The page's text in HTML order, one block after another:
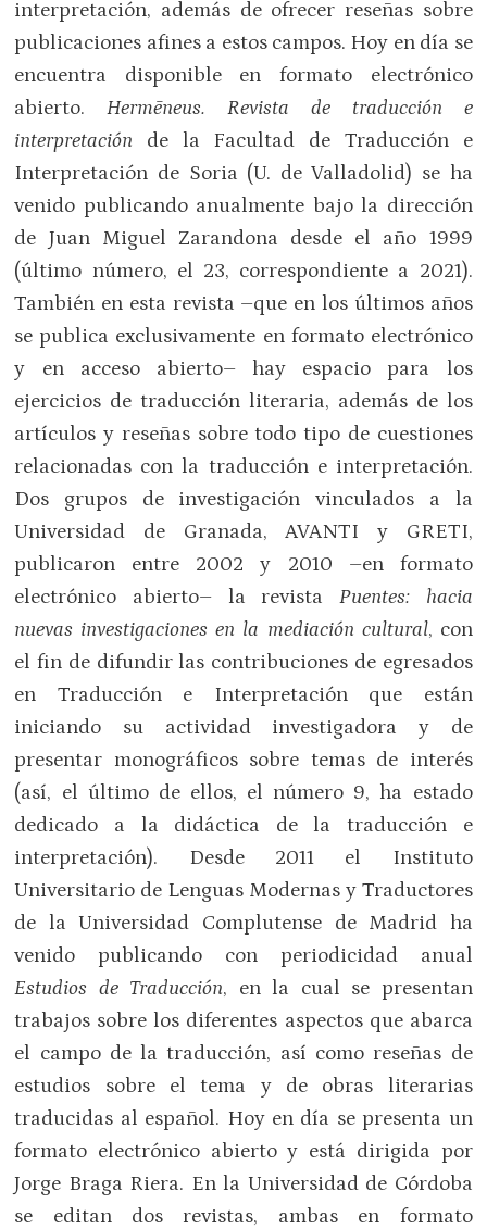
interpretación, además de ofrecer reseñas sobre
publicaciones afines a estos campos. Hoy en día se
encuentra disponible en formato electrónico
abierto.Hermēneus. Revista de traducción e
interpretación de la Facultad de Traducción e
Interpretación de Soria (U. de Valladolid) se ha
venido publicando anualmente bajo la dirección
de Juan Miguel Zarandona desde el año 1999
(último número, el 23, correspondiente a 2021).
También en esta revista –que en los últimos años
se publica exclusivamente en formato electrónico
y en acceso abierto– hay espacio para los
ejercicios de traducción literaria, además de los
artículos y reseñas sobre todo tipo de cuestiones
relacionadas con la traducción e interpretación.
Dos grupos de investigación vinculados a la
Universidad de Granada, AVANTI y GRETI,
publicaron entre 2002 y 2010 –en formato
electrónico abierto– la revista Puentes: hacia
nuevas investigaciones en la mediación cultural, con
el fin de difundir las contribuciones de egresados
en Traducción e Interpretación que están
iniciando su actividad investigadora y de
presentar monográficos sobre temas de interés
(así, el último de ellos, el número 9, ha estado
dedicado a la didáctica de la traducción e
interpretación). Desde 2011 el Instituto
Universitario de Lenguas Modernas y Traductores
de la Universidad Complutense de Madrid ha
venido publicando con periodicidad anual
Estudios de Traducción, en la cual se presentan
trabajos sobre los diferentes aspectos que abarca
el campo de la traducción, así como reseñas de
estudios sobre el tema y de obras literarias
traducidas al español. Hoy en día se presenta un
formato electrónico abierto y está dirigida por
Jorge Braga Riera. En la Universidad de Córdoba
se editan dos revistas, ambas en formato